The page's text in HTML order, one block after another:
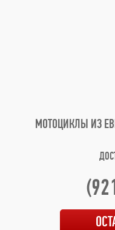
МОТОЦИКЛЫ ИЗ